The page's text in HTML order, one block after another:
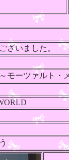
いました。
モーツァルト・